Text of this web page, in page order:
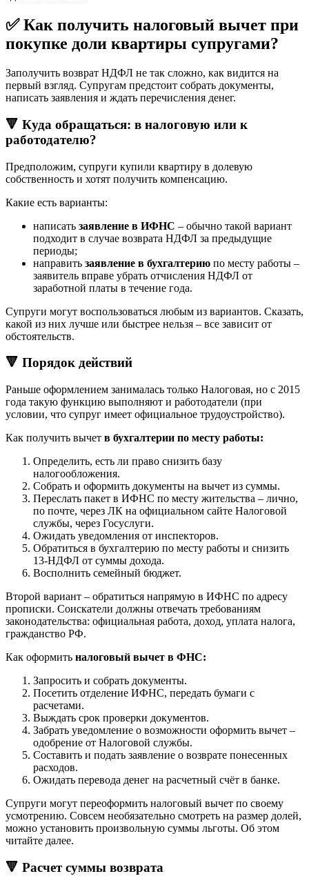
✅ Как получить налоговый вычет при
покупке доли квартиры супругами?
Заполучить возврат НДФЛ не так сложно, как видится на
первый взгляд. Супругам предстоит собрать документы,
написать заявления и ждать перечисления денег.
🔻 Куда обращаться: в налоговую или к
работодателю?
Предположим, супруги купили квартиру в долевую
собственность и хотят получить компенсацию.
Какие есть варианты:
написать заявление в ИФНС – обычно такой вариант
подходит в случае возврата НДФЛ за предыдущие
периоды;
направить заявление в бухгалтерию по месту работы –
заявитель вправе убрать отчисления НДФЛ от
заработной платы в течение года.
Супруги могут воспользоваться любым из вариантов. Сказать,
какой из них лучше или быстрее нельзя – все зависит от
обстоятельств.
🔻 Порядок действий
Раньше оформлением занималась только Налоговая, но с 2015
года такую функцию выполняют и работодатели (при
условии, что супруг имеет официальное трудоустройство).
Как получить вычет в бухгалтерии по месту работы:
Определить, есть ли право снизить базу
налогообложения.
Собрать и оформить документы на вычет из суммы.
Переслать пакет в ИФНС по месту жительства – лично,
по почте, через ЛК на официальном сайте Налоговой
службы, через Госуслуги.
Ожидать уведомления от инспекторов.
Обратиться в бухгалтерию по месту работы и снизить
13-НДФЛ от суммы дохода.
Восполнить семейный бюджет.
Второй вариант – обратиться напрямую в ИФНС по адресу
прописки. Соискатели должны отвечать требованиям
законодательства: официальная работа, доход, уплата налога,
гражданство РФ.
Как оформить налоговый вычет в ФНС:
Запросить и собрать документы.
Посетить отделение ИФНС, передать бумаги с
расчетами.
Выждать срок проверки документов.
Забрать уведомление о возможности оформить вычет –
одобрение от Налоговой службы.
Составить и подать заявление о возврате понесенных
расходов.
Ожидать перевода денег на расчетный счёт в банке.
Супруги могут переоформить налоговый вычет по своему
усмотрению. Совсем необязательно смотреть на размер долей,
можно установить произвольную суммы льготы. Об этом
читайте далее.
🔻 Расчет суммы возврата